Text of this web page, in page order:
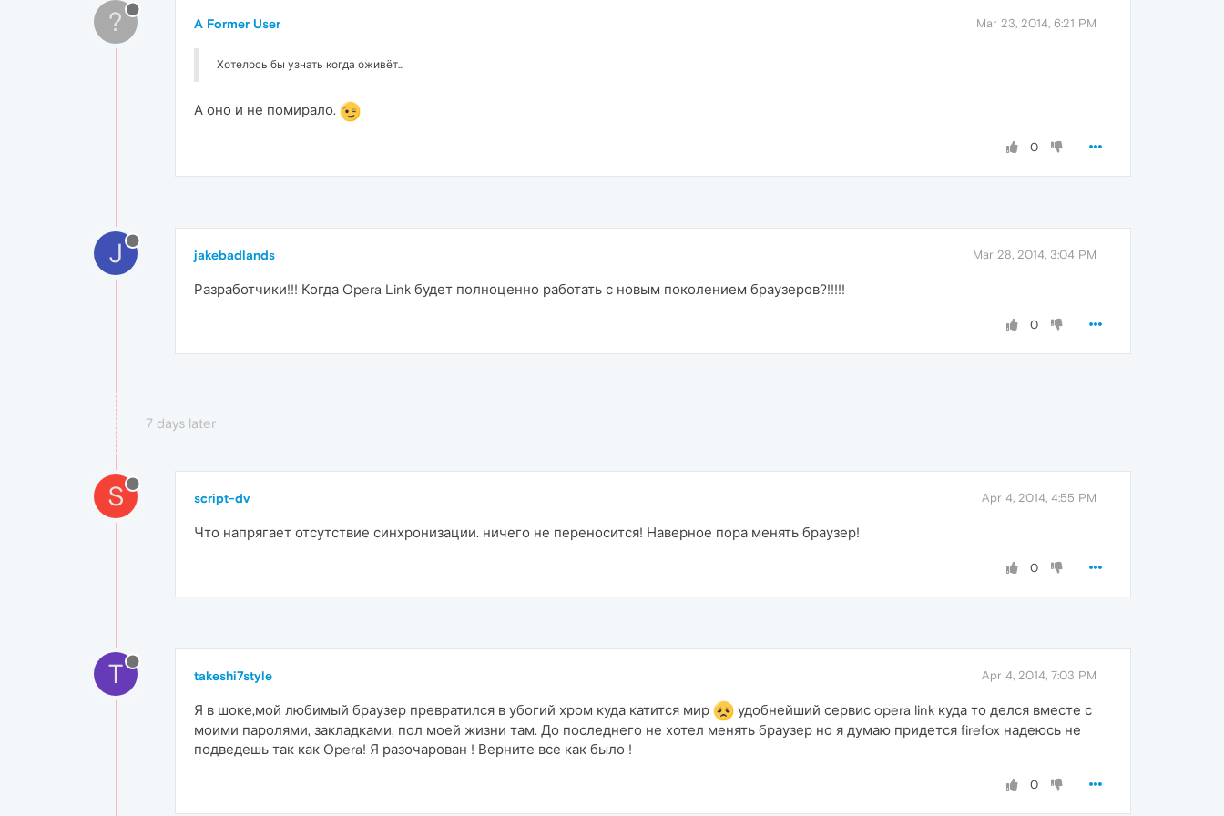
? A Former User Mar 23, 2014, 6:21 PM
Хотелось бы узнать когда оживёт...
А оно и не помирало.
0
J jakebadlands Mar 28, 2014, 3:04 PM
Разработчики!!! Когда Opera Link будет полноценно работать с новым поколением браузеров?!!!!!
0
7 days later
S script-dv Apr 4, 2014, 4:55 PM
Что напрягает отсутствие синхронизации. ничего не переносится! Наверное пора менять браузер!
0
T takeshi7style Apr 4, 2014, 7:03 PM
Я в шоке,мой любимый браузер превратился в убогий хром куда катится мир
удобнейший сервис opera link куда то делся вместе с
моими паролями, закладками, пол моей жизни там. До последнего не хотел менять браузер но я думаю придется firefox надеюсь не
подведешь так как Opera! Я разочарован ! Верните все как было !
0